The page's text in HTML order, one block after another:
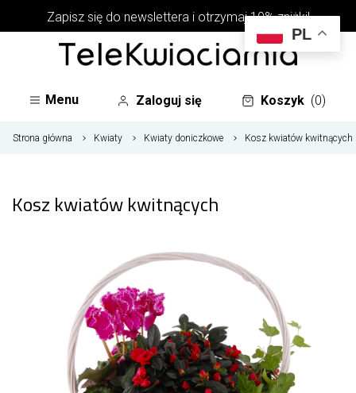
Zapisz się do newslettera i otrzymaj 10% zniżki!
Menu Zaloguj się Koszyk (0)
Strona główna Kwiaty Kwiaty doniczkowe Kosz kwiatów kwitnących
Kosz kwiatów kwitnących
PL